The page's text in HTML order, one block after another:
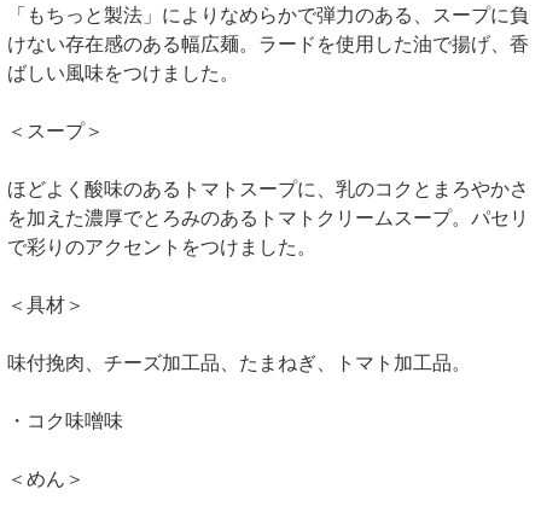
「もちっと製法」によりなめらかで弾力のある、スープに負
けない存在感のある幅広麺。ラードを使用した油で揚げ、香
ばしい風味をつけました。
＜スープ＞
ほどよく酸味のあるトマトスープに、乳のコクとまろやかさ
を加えた濃厚でとろみのあるトマトクリームスープ。パセリ
で彩りのアクセントをつけました。
＜具材＞
味付挽肉、チーズ加工品、たまねぎ、トマト加工品。
・コク味噌味
＜めん＞